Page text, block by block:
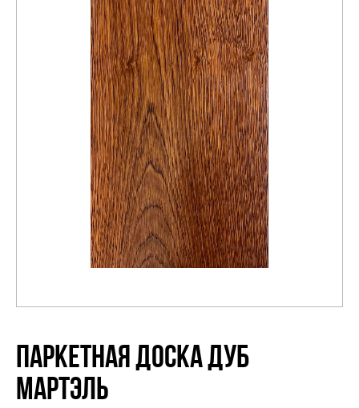
ПАРКЕТНАЯ ДОСКА ДУБ
МАРТЭЛЬ
Распродажа